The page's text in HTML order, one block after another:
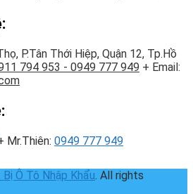
P.Tân Thới Hiệp, Quận 12, Tp.Hồ
794 953 - 0949 777 949 + Email:
Mr.Thiên: 0949 777 949
Ô Tô Nhập Khẩu. All rights